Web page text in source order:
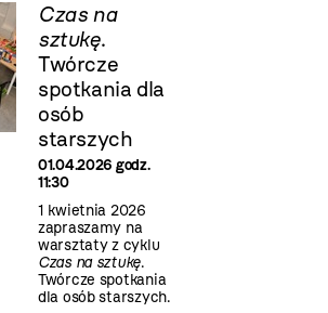
Czas na
sztukę.
Twórcze
spotkania dla
osób
starszych
01.04.2026 godz.
11:30
1 kwietnia 2026
zapraszamy na
warsztaty z cyklu
Czas na sztukę.
Twórcze spotkania
dla osób starszych.